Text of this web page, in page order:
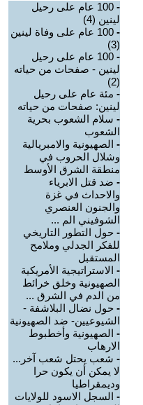
-
100 عام على رحيل
لينين (4)
-
100 عام على وفاة لينين
(3)
-
100 عام على رحيل
لينين - صفحات من حياته
(2)
- مئة عام على رحيل
لينين: صفحات من حياته
- سلام الشعوب بحرية
الشعوب
- الصهيونية والامبريالية
وشلال الحروب في
منطقة الشرق الأوسط
- ضد قتل الابرياء
والاحداث في غزة
والجنون العنصري
الشوفيني الم ...
- حول التطور التاريخي
للفكر الجدلي وملامح
المستقبل
- الاستراتيجية الأمريكية
الصهيونية وخلق خرائط
من الدم في الشرق ...
- حول نضال البلاشفة -
الشيوعيين- ضد الصهيونية
- الصهيونية وأخطبوط
الارهاب
- شعب يحتل شعب آخر...
لا يمكن أن يكون حرا
وديمقراطيا
- السجل الاسود للولايات